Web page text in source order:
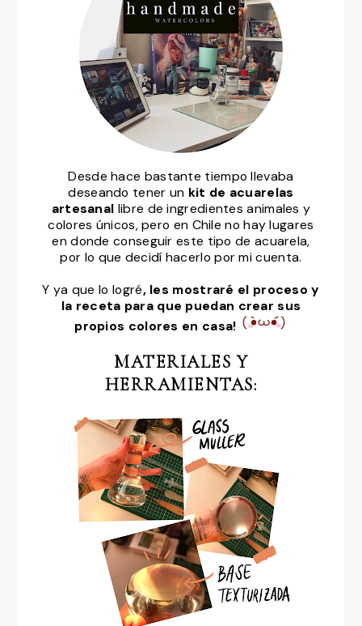
Desde hace bastante tiempo llevaba
deseando tener un kit de acuarelas
artesanal libre de ingredientes animales y
colores únicos, pero en Chile no hay lugares
en donde conseguir este tipo de acuarela,
por lo que decidí hacerlo por mi cuenta.
Y ya que lo logré, les mostraré el proceso y
la receta para que puedan crear sus
propios colores en casa!
MATERIALES Y
HERRAMIENTAS: